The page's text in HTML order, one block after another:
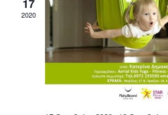
17
2020